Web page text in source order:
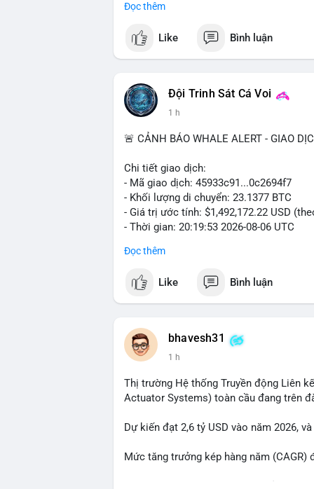
trường nghiêm ngặt, là những yếu tố
Đọc thêm
Like Bình luận
Đội Trinh Sát Cá Voi
1 h
🚨 CẢNH BÁO WHALE ALERT - GIAO
Chi tiết giao dịch:
- Mã giao dịch: 45933c91...0c2694f7
- Khối lượng di chuyển: 23.1377 BTC
- Giá trị ước tính: $1,492,172.22 USD
- Thời gian: 20:19:53 2026-08-06 UTC
Nhận định phân tích hành vi của Cá voi
tiền đáng chú ý nhưng chưa đến mức
đang tái phân bổ tài sản giữa các ví
áp lực bán ngắn hạn có thể xuất hiện,
Lời khuyên ngắn gọn cho nhà đầu tư
trọng đòn bẩy. Ngược lại, nếu BTC
tích cực.
#23dot14btc #chuyenvilanh #aplucban
Đọc thêm
Like Bình luận
bhavesh31
1 h
Thị trường Hệ thống Truyền động Liên
Actuator Systems) toàn cầu đang trên
Dự kiến đạt 2,6 tỷ USD vào năm 2026,
Mức tăng trưởng kép hàng năm (CAGR)